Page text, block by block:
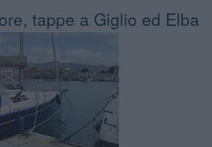
tappe a Giglio ed Elba